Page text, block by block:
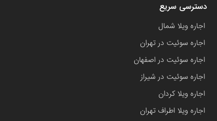
دسترسی سریع
اجاره ویلا شمال
اجاره سوئیت در تهران
اجاره سوئیت در اصفهان
اجاره سوئیت در شیراز
اجاره ویلا کردان
اجاره ویلا اطراف تهران